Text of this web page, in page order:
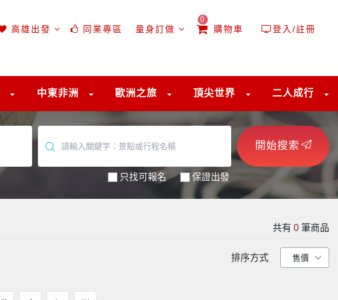
高雄出發 同業專區 量身訂做 購物車
0
登入/註冊
中東非洲 歐洲之旅 頂尖世界 二人成行
只找可報名 保證出發
開始搜索
共有 0 筆商品
排序方式